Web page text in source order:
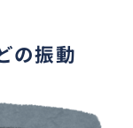
の振動